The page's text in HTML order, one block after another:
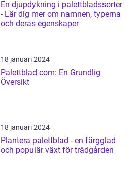
En djupdykning i palettbladssorter
- Lär dig mer om namnen, typerna
och deras egenskaper
18 januari 2024
Palettblad com: En Grundlig
Översikt
18 januari 2024
Plantera palettblad - en färgglad
och populär växt för trädgården